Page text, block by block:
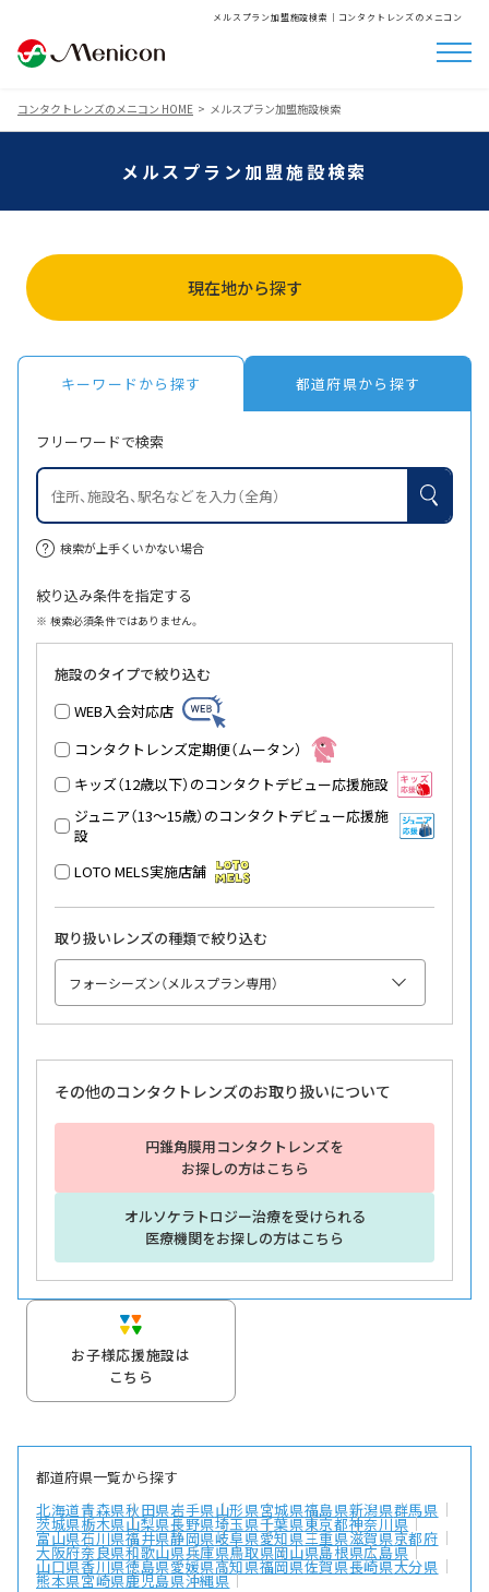
メルスプラン加盟施設検索│コンタクトレンズのメニコン
コンタクトレンズのメニコン HOME メルスプラン加盟施設検索
メルスプラン加盟施設検索
現在地から探す
キーワードから探す 都道府県から探す
フリーワードで検索
検索が上手くいかない場合
絞り込み条件を指定する
検索必須条件ではありません。
施設のタイプで絞り込む
WEB入会対応店
コンタクトレンズ定期便（ムータン）
キッズ（12歳以下）のコンタクトデビュー応援施設
ジュニア（13～15歳）のコンタクトデビュー応援施
設
LOTO MELS実施店舗
取り扱いレンズの種類で絞り込む
その他のコンタクトレンズのお取り扱いについて
円錐角膜用コンタクトレンズを
お探しの方はこちら
オルソケラトロジー治療を受けられる
医療機関をお探しの方はこちら
お子様応援施設は
こちら
都道府県一覧から探す
北海道青森県秋田県岩手県山形県宮城県福島県新潟県群馬県
茨城県栃木県山梨県長野県埼玉県千葉県東京都神奈川県
富山県石川県福井県静岡県岐阜県愛知県三重県滋賀県京都府
大阪府奈良県和歌山県兵庫県鳥取県岡山県島根県広島県
山口県香川県徳島県愛媛県高知県福岡県佐賀県長崎県大分県
熊本県宮崎県鹿児島県沖縄県